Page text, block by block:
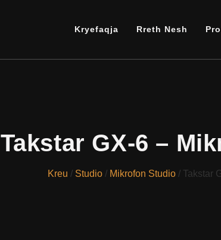
Kryefaqja Rreth Nesh
Takstar GX-6 –
Kreu / Studio/ Mikrofon Studio/ Takstar